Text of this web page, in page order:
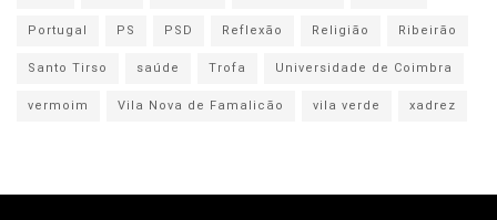
Portugal
PS PSD Reflexão Religião
Ribeirão
Santo Tirso
saúde Trofa
Universidade de Coimbra
vermoim
Vila Nova de Famalicão vila verde xadrez